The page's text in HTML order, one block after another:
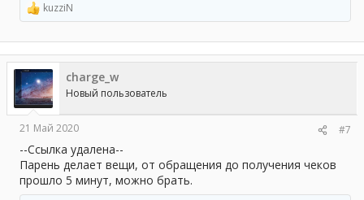
Р
е
а
к
ц
и
и
:
kuzziN
charge_w
Новый пользователь
21 Май 2020 #7
--Ссылка удалена--
Парень делает вещи, от обращения до получения чеков
прошло 5 минут, можно брать.